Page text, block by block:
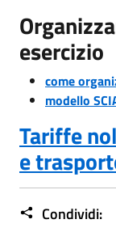
esercizio
come
modello
Tariffe
e
Condividi: